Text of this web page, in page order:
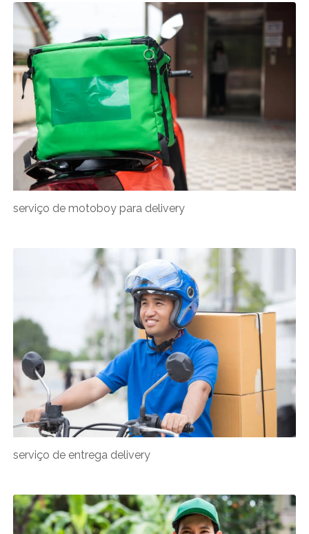
serviço de motoboy para delivery
serviço de entrega delivery